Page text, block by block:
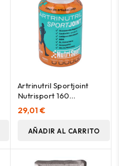
Artrinutril Sportjoint
Nutrisport 160
Comprimidos (40 Días)
29,01 €
AÑADIR AL CARRITO